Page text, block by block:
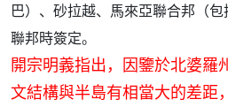
巴）、砂拉越、馬來亞聯合邦（
聯邦時簽定。
開宗明義指出，因鑒於北婆羅
文結構與半島有相當大的差距